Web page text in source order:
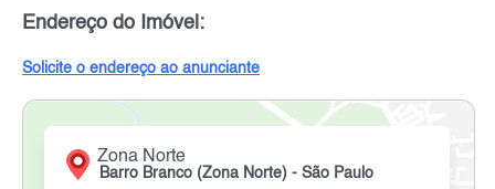
Endereço do Imóvel:
Solicite o endereço ao anunciante
Zona Norte
Barro Branco (Zona Norte) - São Paulo